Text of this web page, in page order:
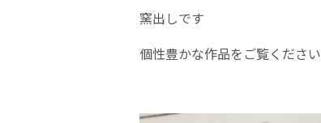
窯出しです
個性豊かな作品をご覧ください